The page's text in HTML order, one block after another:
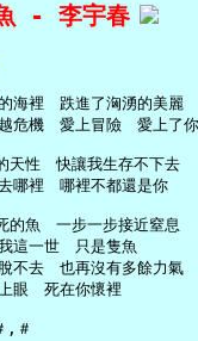
- 李宇春
海裡　跌進了洶湧的美麗
危機　愛上冒險　愛上了你
天性　快讓我生存不下去
哪裡　哪裡不都還是你
的魚　一步一步接近窒息
這一世　只是隻魚
不去　也再沒有多餘力氣
眼　死在你懷裡
,＃